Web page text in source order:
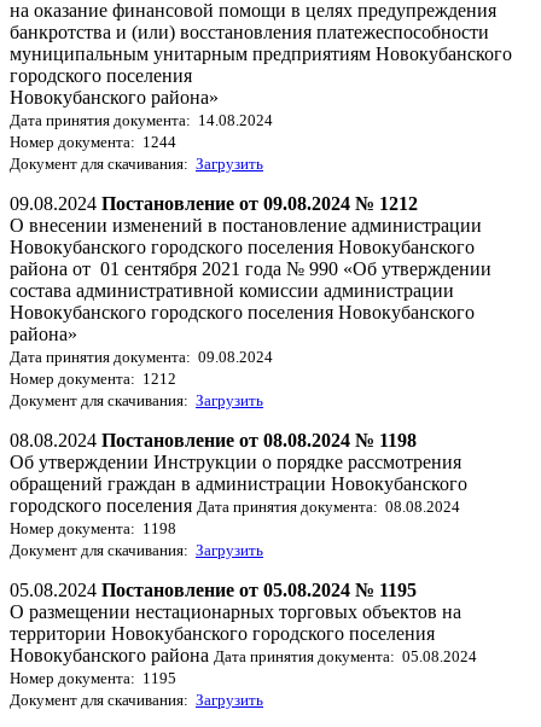
на оказание финансовой помощи в целях предупреждения
банкротства и (или) восстановления платежеспособности
муниципальным унитарным предприятиям Новокубанского
городского поселения
Новокубанского района»
Дата принятия документа: 14.08.2024
Номер документа: 1244
Документ для скачивания: Загрузить
09.08.2024 Постановление от 09.08.2024 № 1212
О внесении изменений в постановление администрации
Новокубанского городского поселения Новокубанского
района от 01 сентября 2021 года № 990 «Об утверждении
состава административной комиссии администрации
Новокубанского городского поселения Новокубанского
района»
Дата принятия документа: 09.08.2024
Номер документа: 1212
Документ для скачивания: Загрузить
08.08.2024 Постановление от 08.08.2024 № 1198
Об утверждении Инструкции о порядке рассмотрения
обращений граждан в администрации Новокубанского
городского поселения Дата принятия документа: 08.08.2024
Номер документа: 1198
Документ для скачивания: Загрузить
05.08.2024 Постановление от 05.08.2024 № 1195
О размещении нестационарных торговых объектов на
территории Новокубанского городского поселения
Новокубанского района Дата принятия документа: 05.08.2024
Номер документа: 1195
Документ для скачивания: Загрузить